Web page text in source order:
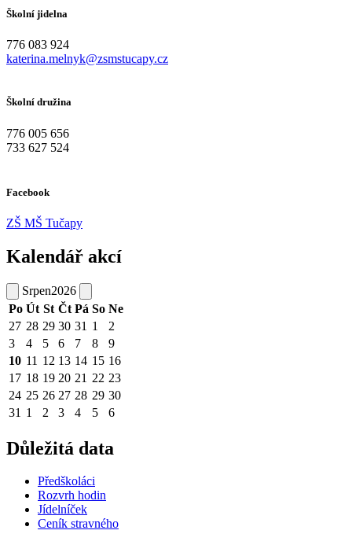
Školní jidelna
776 083 924
katerina.melnyk@zsmstucapy.cz
Školní družina
776 005 656
733 627 524
Facebook
ZŠ MŠ Tučapy
Kalendář akcí
Srpen2026
Po Út St Čt Pá So Ne
27 28 29 30 31 1
2
3
4 5 6 7 8
9
10 11 12 13 14 15 16
17 18 19 20 21 22 23
24 25 26 27 28 29 30
31 1 2 3 4 5 6
Důležitá data
Předškoláci
Rozvrh hodin
Jídelníček
Ceník stravného